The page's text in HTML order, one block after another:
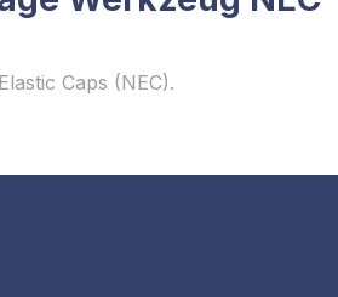
Caps (NEC).